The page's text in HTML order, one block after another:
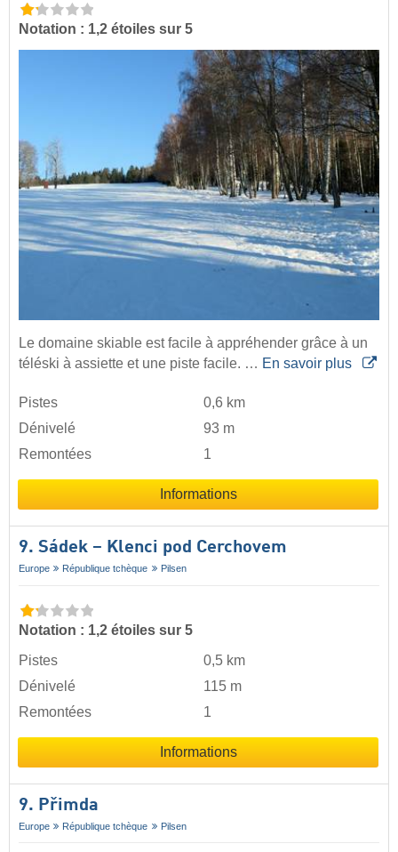
Notation : 1,2 étoiles sur 5
Le domaine skiable est facile à appréhender grâce à un
téléski à assiette et une piste facile. … En savoir plus
Pistes
0,6 km
Dénivelé
93 m
Remontées
1
Informations
9. Sádek – Klenci pod Cerchovem
Europe République tchèque Pilsen
Notation : 1,2 étoiles sur 5
Pistes
0,5 km
Dénivelé
115 m
Remontées
1
Informations
9. Přimda
Europe République tchèque Pilsen